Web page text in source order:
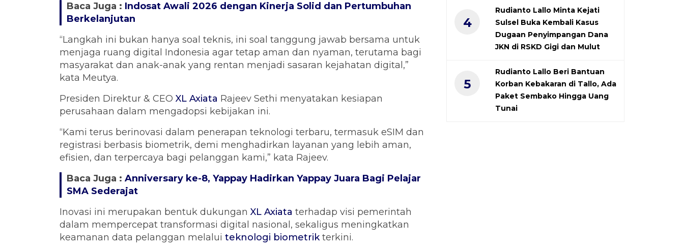
Baca Juga : Indosat Awali 2026 dengan Kinerja Solid dan Pertumbuhan
Berkelanjutan
“Langkah ini bukan hanya soal teknis, ini soal tanggung jawab bersama untuk
menjaga ruang digital Indonesia agar tetap aman dan nyaman, terutama bagi
masyarakat dan anak-anak yang rentan menjadi sasaran kejahatan digital,”
kata Meutya.
Presiden Direktur & CEO XL Axiata Rajeev Sethi menyatakan kesiapan
perusahaan dalam mengadopsi kebijakan ini.
“Kami terus berinovasi dalam penerapan teknologi terbaru, termasuk eSIM dan
registrasi berbasis biometrik, demi menghadirkan layanan yang lebih aman,
efisien, dan terpercaya bagi pelanggan kami,” kata Rajeev.
Baca Juga : Anniversary ke-8, Yappay Hadirkan Yappay Juara Bagi Pelajar
SMA Sederajat
Inovasi ini merupakan bentuk dukungan XL Axiata terhadap visi pemerintah
dalam mempercepat transformasi digital nasional, sekaligus meningkatkan
keamanan data pelanggan melalui teknologi biometrikterkini.
4
Rudianto Lallo Minta Kejati
Sulsel Buka Kembali Kasus
Dugaan Penyimpangan Dana
JKN di RSKD Gigi dan Mulut
5
Rudianto Lallo Beri Bantuan
Korban Kebakaran di Tallo, Ada
Paket Sembako Hingga Uang
Tunai